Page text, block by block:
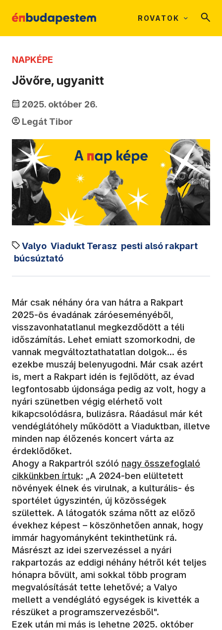
ROVATOK
NAPKÉPE
Jövőre, ugyanitt
2025. október 26.
Legát Tibor
Valyo Viadukt Terasz pesti alsó rakpart
búcsúztató
Már csak néhány óra van hátra a Rakpart
2025-ös évadának záróeseményéből,
visszavonhatatlanul megkezdődött a téli
időszámítás. Lehet emiatt szomorkodni, de
vannak megváltoztathatatlan dolgok... és
ezekbe muszáj belenyugodni. Már csak azért
is, mert a Rakpart idén is fejlődött, az évad
legfontosabb újdonsága pedig az volt, hogy a
nyári szünetben végig elérhető volt
kikapcsolódásra, bulizásra. Ráadásul már két
vendéglátóhely működött a Viaduktban, illetve
minden nap élőzenés koncert várta az
érdeklődőket.
Ahogy a Rakpartról szóló nagy összefoglaló
cikkünkben írtuk: „A 2024-ben elültetett
növények élnek és virulnak, a kulturális- és
sportélet úgyszintén, új közösségek
születtek. A látogatók száma nőtt az előző
évekhez képest – köszönhetően annak, hogy
immár hagyományként tekinthetünk rá.
Másrészt az idei szervezéssel a nyári
rakpartozás az eddigi néhány hétről két teljes
hónapra bővült, ami sokkal több program
megvalósítását tette lehetővé; a Valyo
mellett a vendéglátó egységek is kivették a
részüket a programszervezésből".
Ezek után mi más is lehetne 2025. október